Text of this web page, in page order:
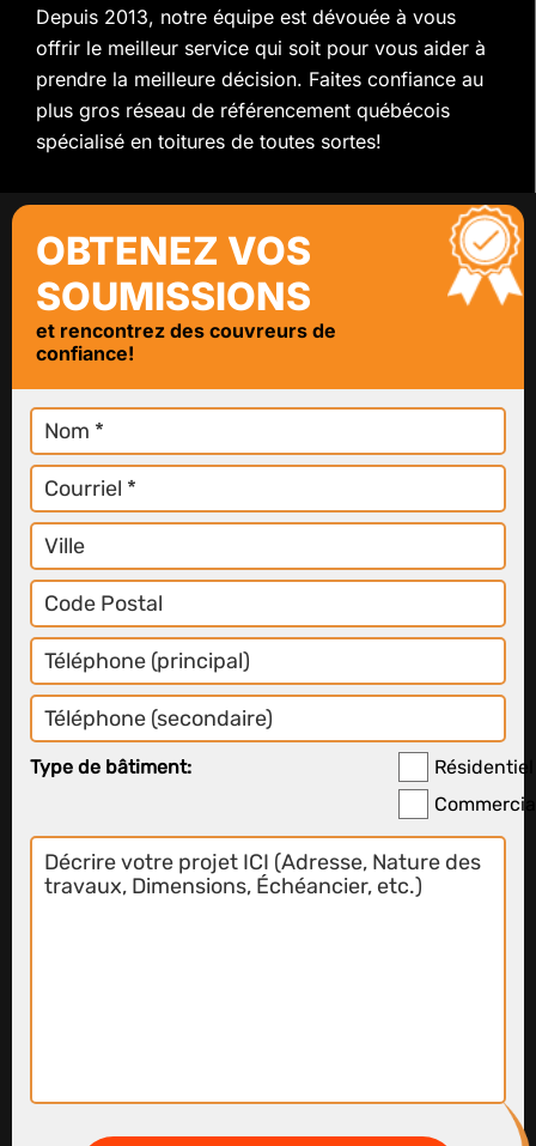
Depuis 2013, notre équipe est dévouée à vous
offrir le meilleur service qui soit pour vous aider à
prendre la meilleure décision. Faites confiance au
plus gros réseau de référencement québécois
spécialisé en toitures de toutes sortes!
OBTENEZ VOS
SOUMISSIONS
et rencontrez des couvreurs de
confiance!
Nom
Courriel
Ville
Code
Postal
Téléphone
Principal
Téléphone
Secondaire
Type de bâtiment:
Résidentiel
Décrire
votre